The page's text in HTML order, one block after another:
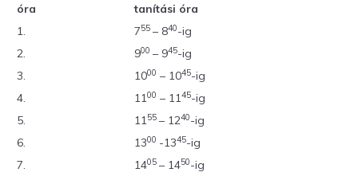
óra
tanítási óra
1.
755 – 840-ig
2.
900 – 945-ig
3.
1000 – 1045-ig
4.
1100 – 1145-ig
5.
1155 – 1240-ig
6.
1300 -1345-ig
7.
1405 – 1450-ig